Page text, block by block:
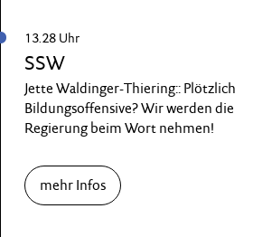
13.28 Uhr
SSW
Jette Waldinger-Thiering:: Plötzlich
Bildungsoffensive? Wir werden die
Regierung beim Wort nehmen!
mehr Infos